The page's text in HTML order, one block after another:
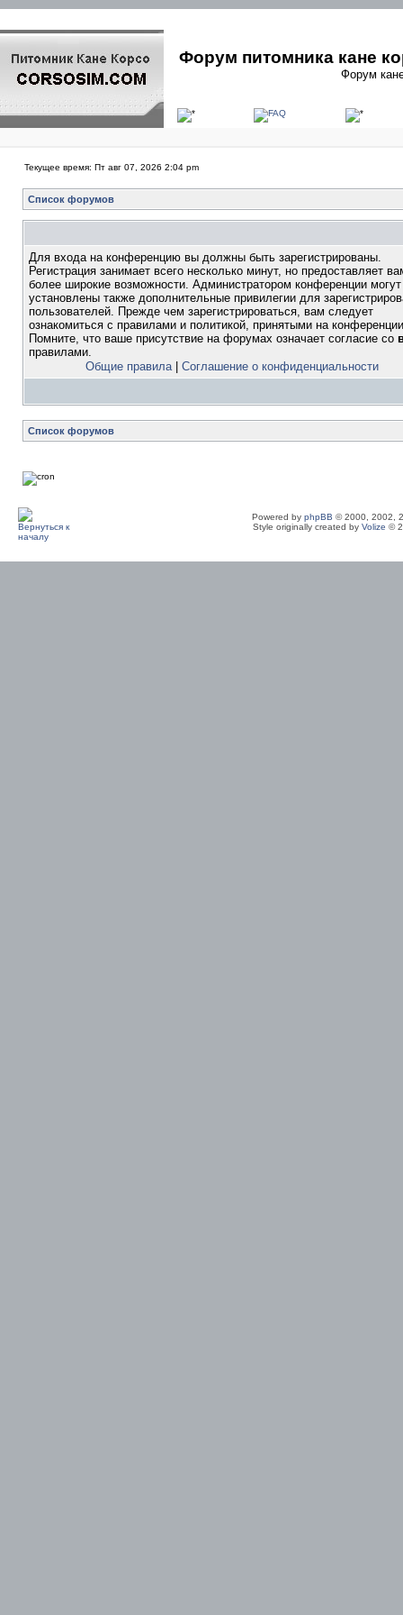
Форум питомника кане
Форум
Текущее время: Пт авг 07, 2026 2:04 pm
Список форумов
Для входа на конференцию вы должны быть зарегистрированы.
Регистрация занимает всего несколько минут, но предоставляет
более широкие возможности. Администратором конференции
установлены также дополнительные привилегии для
пользователей. Прежде чем зарегистрироваться, вам следует
ознакомиться с правилами и политикой, принятыми на
Помните, что ваше присутствие на форумах означает согласие со
правилами.
Общие правила| Соглашение о конфиденциальности
Список форумов
Powered by phpBB © 2000, 2002,
Style originally created by Volize ©